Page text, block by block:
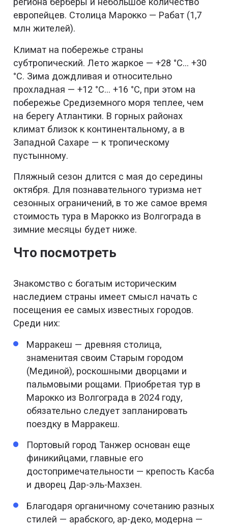
европейцев. Столица Марокко — Рабат (1,7
млн жителей).
Климат на побережье страны
субтропический. Лето жаркое — +28 °С... +30
°С. Зима дождливая и относительно
прохладная — +12 °С… +16 °С, при этом на
побережье Средиземного моря теплее, чем
на берегу Атлантики. В горных районах
климат близок к континентальному, а в
Западной Сахаре — к тропическому
пустынному.
Пляжный сезон длится с мая до середины
октября. Для познавательного туризма нет
сезонных ограничений, в то же самое время
стоимость тура в Марокко из Волгограда в
зимние месяцы будет ниже.
Что посмотреть
Знакомство с богатым историческим
наследием страны имеет смысл начать с
посещения ее самых известных городов.
Среди них:
Марракеш — древняя столица,
знаменитая своим Старым городом
(Мединой), роскошными дворцами и
пальмовыми рощами. Приобретая тур в
Марокко из Волгограда в 2024 году,
обязательно следует запланировать
поездку в Марракеш.
Портовый город Танжер основан еще
финикийцами, главные его
достопримечательности — крепость Касба
и дворец Дар-эль-Махзен.
Благодаря органичному сочетанию разных
стилей — арабского, ар-деко, модерна —